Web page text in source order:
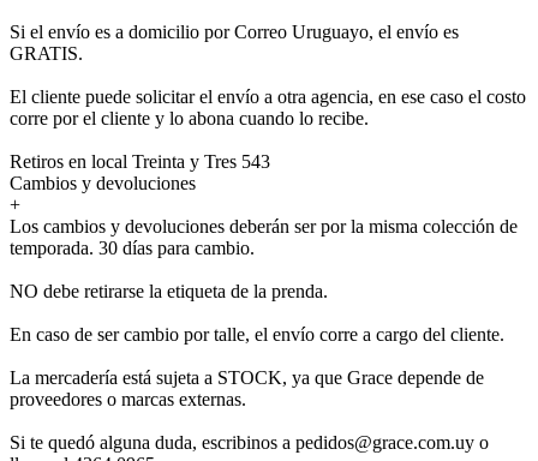
Si el envío es a domicilio por Correo Uruguayo, el envío es
GRATIS.
El cliente puede solicitar el envío a otra agencia, en ese caso el costo
corre por el cliente y lo abona cuando lo recibe.
Retiros en local Treinta y Tres 543
Cambios y devoluciones
+
Los cambios y devoluciones deberán ser por la misma colección de
temporada. 30 días para cambio.
NO debe retirarse la etiqueta de la prenda.
En caso de ser cambio por talle, el envío corre a cargo del cliente.
La mercadería está sujeta a STOCK, ya que Grace depende de
proveedores o marcas externas.
Si te quedó alguna duda, escribinos a pedidos@grace.com.uy o